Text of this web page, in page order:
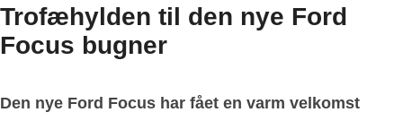
Trofæhylden til den nye Ford
Focus bugner
Den nye Ford Focus har fået en varm velkomst